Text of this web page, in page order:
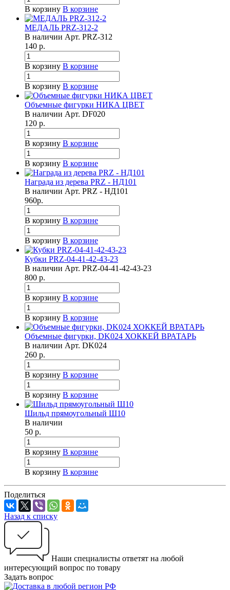
В корзину В корзине
МЕДАЛЬ PRZ-312-2
В наличии Арт. PRZ-312
140 р.
В корзину В корзине
В корзину В корзине
Объемные фигурки НИКА ЦВЕТ
В наличии Арт. DF020
120 р.
В корзину В корзине
В корзину В корзине
Награда из дерева PRZ - НД101
В наличии Арт. PRZ - НД101
960р.
В корзину В корзине
В корзину В корзине
Кубки PRZ-04-41-42-43-23
В наличии Арт. PRZ-04-41-42-43-23
800 р.
В корзину В корзине
В корзину В корзине
Объемные фигурки, DK024 ХОККЕЙ ВРАТАРЬ
В наличии Арт. DK024
260 р.
В корзину В корзине
В корзину В корзине
Шильд прямоугольный Ш10
В наличии
50 р.
В корзину В корзине
В корзину В корзине
Поделиться
Назад к списку
Наши специалисты ответят на любой
интересующий вопрос по товару
Задать вопрос